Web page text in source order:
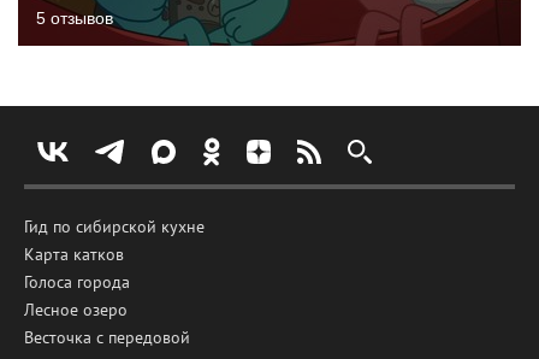
5 отзывов
Гид по сибирской кухне
Карта катков
Голоса города
Лесное озеро
Весточка с передовой